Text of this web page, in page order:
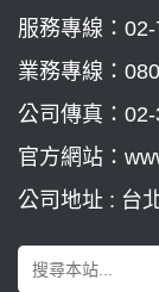
服務專線：
業務專線：
公司傳真：
官方網站：
公司地址 : 台
Search
for: